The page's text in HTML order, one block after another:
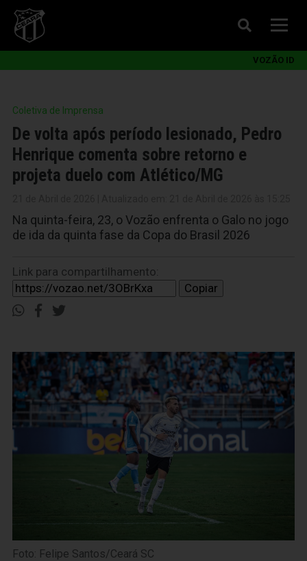
VOZÃO ID
Coletiva de Imprensa
De volta após período lesionado, Pedro
Henrique comenta sobre retorno e
projeta duelo com Atlético/MG
Na quinta-feira, 23, o Vozão enfrenta o Galo no jogo
de ida da quinta fase da Copa do Brasil 2026
Link para compartilhamento:
Copiar
Foto: Felipe Santos/Ceará SC